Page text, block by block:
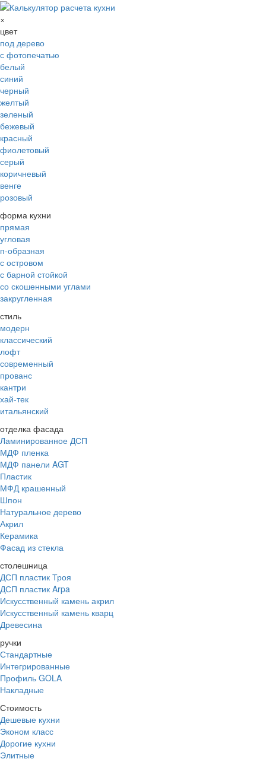
×
цвет
под дерево
с фотопечатью
белый
синий
черный
желтый
зеленый
бежевый
красный
фиолетовый
серый
коричневый
венге
розовый
форма кухни
прямая
угловая
п-образная
с островом
с барной стойкой
со скошенными углами
закругленная
стиль
модерн
классический
лофт
современный
прованс
кантри
хай-тек
итальянский
отделка фасада
Ламинированное ДСП
МДФ пленка
МДФ панели AGT
Пластик
МФД крашенный
Шпон
Натуральное дерево
Акрил
Керамика
Фасад из стекла
столешница
ДСП пластик Троя
ДСП пластик Arpa
Искусственный камень акрил
Искусственный камень кварц
Древесина
ручки
Стандартные
Интегрированные
Профиль GOLA
Накладные
Стоимость
Дешевые кухни
Эконом класс
Дорогие кухни
Элитные